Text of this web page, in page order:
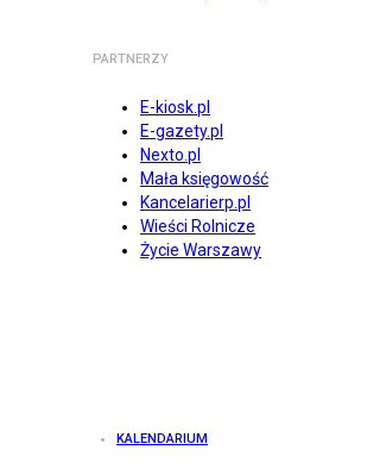
PARTNERZY
E-kiosk.pl
E-gazety.pl
Nexto.pl
Mała księgowość
Kancelarierp.pl
Wieści Rolnicze
Życie Warszawy
KALENDARIUM